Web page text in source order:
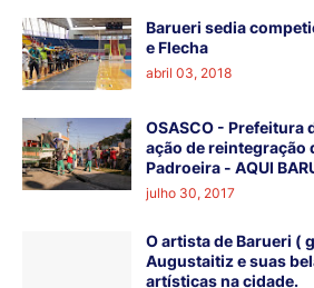
Barueri sedia
e Flecha
abril 03, 2018
OSASCO - Prefeitura
ação de reintegração
Padroeira - AQUI
julho 30, 2017
O artista de Barueri (
Augustaitiz e suas
artísticas na cidade.